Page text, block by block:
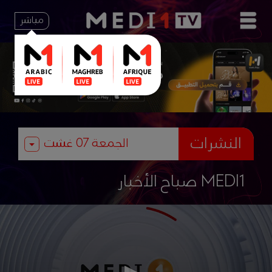
مباشر
النشرات
صباح الأخبار MEDI1